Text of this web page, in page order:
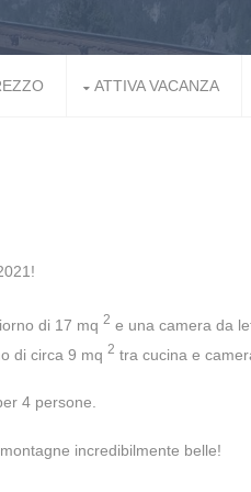
ATTIVA VACANZA
di 17 mq 2 e una camera da
di circa 9 mq 2 tra cucina e
4 persone.
incredibilmente belle!